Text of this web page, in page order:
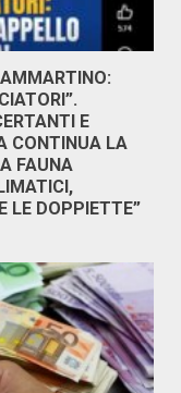
E
CONTINUA LA
FAUNA
LE DOPPIETTE”